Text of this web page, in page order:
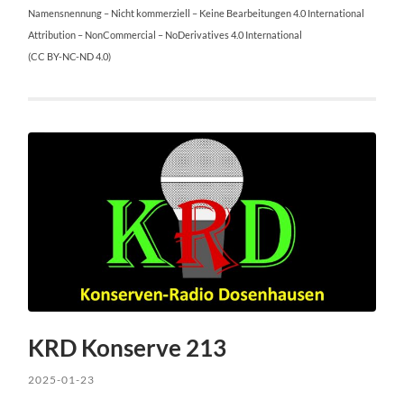
Namensnennung – Nicht kommerziell – Keine Bearbeitungen 4.0 International
Attribution – NonCommercial – NoDerivatives 4.0 International
(CC BY-NC-ND 4.0)
KRD Konserve 213
2025-01-23